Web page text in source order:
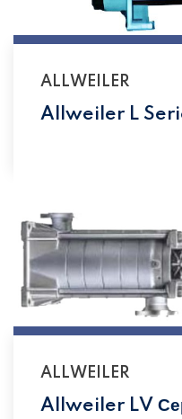
ALLWEILER
Allweiler L
ALLWEILER
Allweiler LV